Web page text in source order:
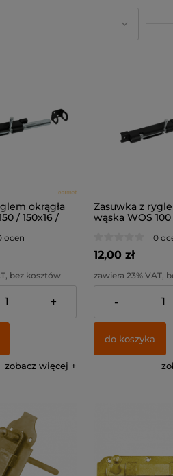
okrągła
/ 150x16 /
ocen
bez kosztów
15,45 zł
+
zobacz więcej
Zasuwka z
wąska WOS 100
0
12,00 zł
zawiera 23% VAT,
dostawy
Cena netto:
-
do koszyka